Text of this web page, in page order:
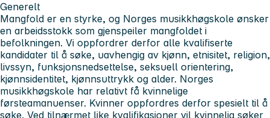
Generelt
Mangfold er en styrke, og Norges musikkhøgskole ønsker
en arbeidsstokk som gjenspeiler mangfoldet i
befolkningen. Vi oppfordrer derfor alle kvalifiserte
kandidater til å søke, uavhengig av kjønn, etnisitet, religion,
livssyn, funksjonsnedsettelse, seksuell orientering,
kjønnsidentitet, kjønnsuttrykk og alder. Norges
musikkhøgskole har relativt få kvinnelige
førsteamanuenser. Kvinner oppfordres derfor spesielt til å
søke. Ved tilnærmet like kvalifikasjoner vil kvinnelig søker